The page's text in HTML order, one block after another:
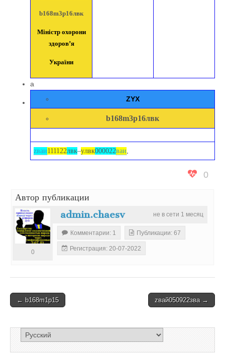
b168m3p16лвк
Міністр охорони
здоров’я
України
a
ZYX
b168m3p16лвк
zваи111122лвк–yлвк000022ваи,
0
Автор публикации
не в сети 1 месяц
admin.chaesv
0
Комментарии: 1 Публикации: 67
Регистрация: 20-07-2022
Post
← b168m1p15 zвай050922зва →